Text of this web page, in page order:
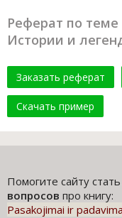
Реферат по
Истории и
Заказать реферат
Скачать пример
Помогите сайту
вопросов про книгу:
Pasakojimai ir